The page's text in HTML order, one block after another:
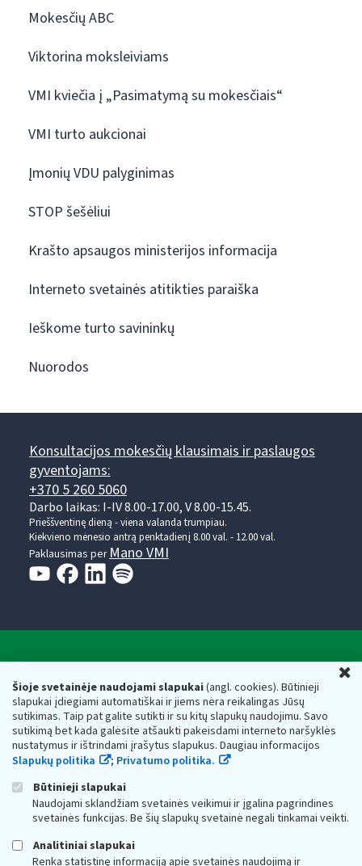
Šioje svetainėje naudojami slapukai(angl. cookies). Būtinieji
slapukai įdiegiami automatiškai ir jiems nėra reikalingas Jūsų
sutikimas. Taip pat galite sutikti ir su kitų slapukų naudojimu. Savo
sutikimą bet kada galėsite atšaukti pakeisdami interneto naršyklės
nustatymus ir ištrindami įrašytus slapukus. Daugiau informacijos
Slapukų politika
; Privatumo politika.
Būtinieji slapukai
Naudojami sklandžiam svetainės veikimui ir įgalina pagrindines
svetainės funkcijas. Be šių slapukų svetainė negali tinkamai veikti.
Analitiniai slapukai
Renka statistinę informaciją apie svetainės naudojimą ir
Mokesčių ABC
Viktorina moksleiviams
VMI kviečia į „Pasimatymą su mokesčiais“
VMI turto aukcionai
Įmonių VDU palyginimas
STOP šešėliui
Krašto apsaugos ministerijos informacija
Interneto svetainės atitikties paraiška
Ieškome turto savininkų
Nuorodos
Konsultacijos mokesčių klausimais ir paslaugos
gyventojams:
+370 5 260 5060
Darbo laikas: I-IV 8.00-17.00, V 8.00-15.45.
Prieššventinę dieną - viena valanda trumpiau.
Kiekvieno mėnesio antrą penktadienį 8.00 val. - 12.00 val.
Paklausimas per Mano VMI
Respublikos finansų ministerijos
Biudžetinė įstaiga. Juridinio asmens kodas — 188659752,
adresas: Vasario 16-osios g. 14, 01107 Vilnius, Lietuva, el.paštas:
vmi@vmi.lt, E. pristatymo dėžutės adresas 188659752
Duomenys apie Valstybinę mokesčių inspekciją prie Lietuvos
Respublikos finansų ministerijos kaupiami ir saugomi Juridinių